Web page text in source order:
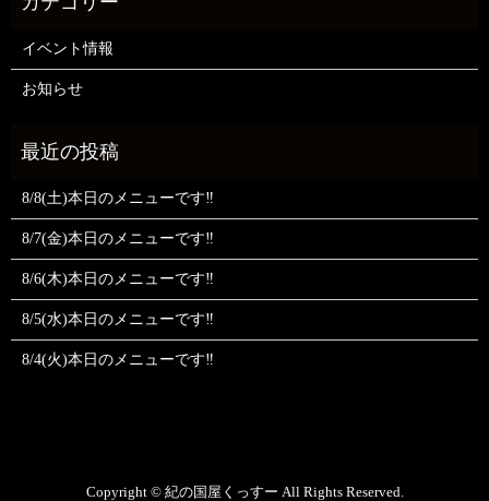
イベント情報
お知らせ
8/8(土)本日のメニューです‼️
8/7(金)本日のメニューです‼️
8/6(木)本日のメニューです‼️
8/5(水)本日のメニューです‼️
8/4(火)本日のメニューです‼️
Copyright © 紀の国屋くっすー All Rights Reserved.